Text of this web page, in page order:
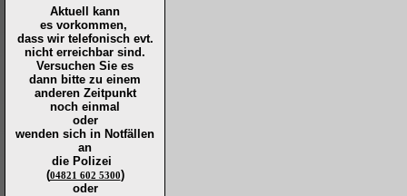
Aktuell kann
es vorkommen,
dass wir telefonisch evt.
nicht erreichbar sind.
Versuchen Sie es
dann bitte zu einem
anderen Zeitpunkt
noch einmal
oder
wenden sich in Notfällen
an
die Polizei
(04821 602 5300)
oder